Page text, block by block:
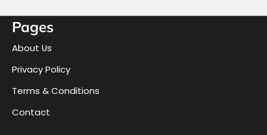
Pages
About Us
Privacy Policy
Terms & Conditions
Contact